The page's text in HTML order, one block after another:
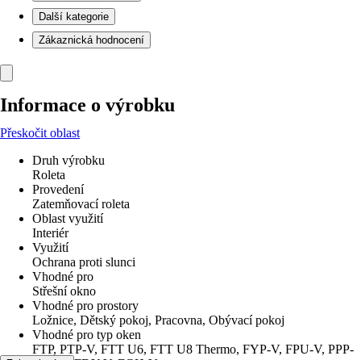
Další kategorie
Zákaznická hodnocení
Informace o výrobku
Přeskočit oblast
Druh výrobku
Roleta
Provedení
Zatemňovací roleta
Oblast využití
Interiér
Využití
Ochrana proti slunci
Vhodné pro
Střešní okno
Vhodné pro prostory
Ložnice, Dětský pokoj, Pracovna, Obývací pokoj
Vhodné pro typ oken
FTP, PTP-V, FTT U6, FTT U8 Thermo, FYP-V, FPU-V, PPP-